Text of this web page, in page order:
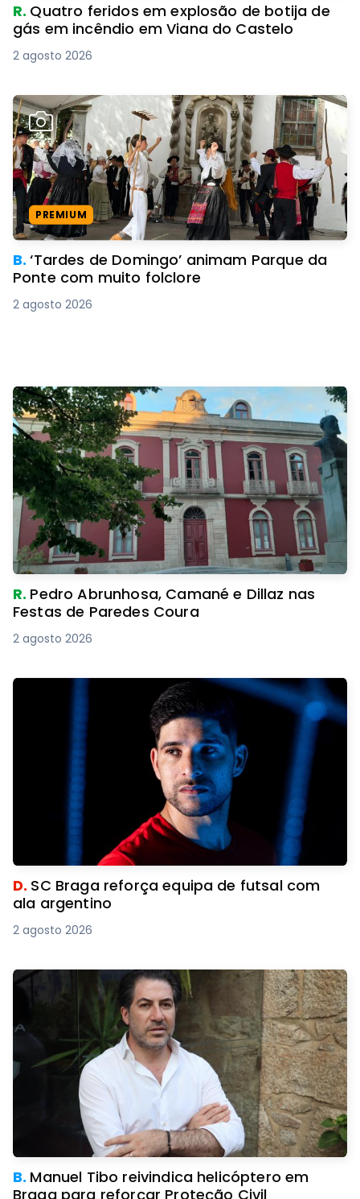
R. Quatro feridos em explosão de botija de
gás em incêndio em Viana do Castelo
2 agosto 2026
PREMIUM
B.‘Tardes de Domingo’ animam Parque da
Ponte com muito folclore
2 agosto 2026
R. Pedro Abrunhosa, Camané e Dillaz nas
Festas de Paredes Coura
2 agosto 2026
D. SC Braga reforça equipa de futsal com
ala argentino
2 agosto 2026
B. Manuel Tibo reivindica helicóptero em
Braga para reforçar Proteção Civil